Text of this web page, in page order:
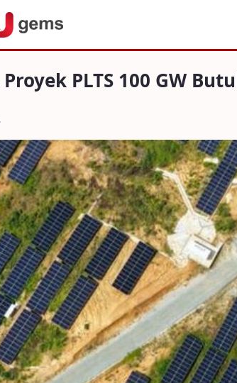
100 GW Butuh Lahan
PLTS 100 GW